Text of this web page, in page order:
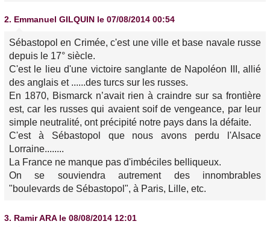
2. Emmanuel GILQUIN le 07/08/2014 00:54
Sébastopol en Crimée, c'est une ville et base navale russe
depuis le 17° siècle.
C'est le lieu d'une victoire sanglante de Napoléon III, allié
des anglais et ......des turcs sur les russes.
En 1870, Bismarck n’avait rien à craindre sur sa frontière
est, car les russes qui avaient soif de vengeance, par leur
simple neutralité, ont précipité notre pays dans la défaite.
C'est à Sébastopol que nous avons perdu l'Alsace
Lorraine........
La France ne manque pas d'imbéciles belliqueux.
On se souviendra autrement des innombrables
"boulevards de Sébastopol", à Paris, Lille, etc.
3. Ramir ARA le 08/08/2014 12:01